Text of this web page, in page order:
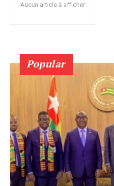
Aucun article à afficher
Popular